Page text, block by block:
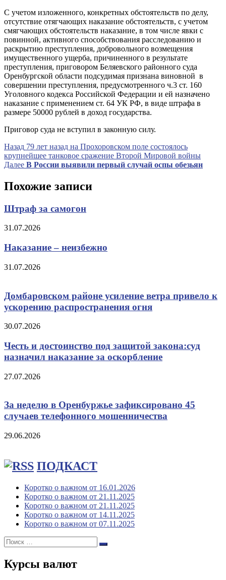
С учетом изложенного, конкретных обстоятельств по делу,
отсутствие отягчающих наказание обстоятельств, с учетом
смягчающих обстоятельств наказание, в том числе явки с
повинной, активного способствования расследованию и
раскрытию преступления, добровольного возмещения
имущественного ущерба, причиненного в результате
преступления, приговором Беляевского районного суда
Оренбургской области подсудимая признана виновной в
совершении преступления, предусмотренного ч.3 ст. 160
Уголовного кодекса Российской Федерации и ей назначено
наказание с применением ст. 64 УК РФ, в виде штрафа в
размере 50000 рублей в доход государства.
Приговор суда не вступил в законную силу.
Навигация
по
Назад Предыдущая
запись
79 лет назад на Прохоровском поле состоялось
крупнейшее танковое сражение Второй Мировой войны
Далее Следующая
В России выявили первый случай оспы обезьян
Похожие записи
Штраф за самогон
31.07.2026
Наказание – неизбежно
31.07.2026
Домбаровском районе усиление ветра привело к
ускорению распространения огня
30.07.2026
Честь и достоинство под защитой закона:суд
назначил наказание за оскорбление
27.07.2026
За неделю в Оренбуржье зафиксировано 45
случаев телефонного мошенничества
29.06.2026
ПОДКАСТ
Коротко о важном от 16.01.2026
Коротко о важном от 21.11.2025
Коротко о важном от 21.11.2025
Коротко о важном от 14.11.2025
Коротко о важном от 07.11.2025
Поиск:
Поиск
Курсы валют